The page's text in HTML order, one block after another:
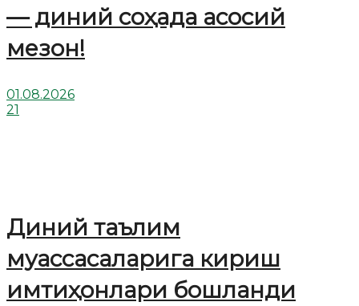
— диний соҳада асосий
мезон!
01.08.2026
21
Диний таълим
муассасаларига кириш
имтиҳонлари бошланди